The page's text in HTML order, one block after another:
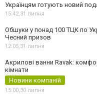
Українцям готують новий
15:42,31 липня
Обшуки у понад 100 ТЦК по
Чесний призов
12:05,31 липня
Акрилові ванни Ravak:
кімнати
Новини компаній
15:00,30 липня